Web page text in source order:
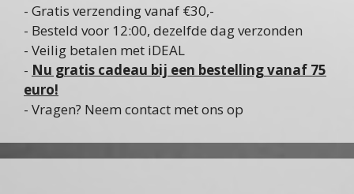
- Gratis verzending vanaf €30,-
- Besteld voor 12:00, dezelfde dag verzonden
- Veilig betalen met iDEAL
- Nu gratis cadeau bij een bestelling vanaf 75
euro!
- Vragen? Neem contact met ons op